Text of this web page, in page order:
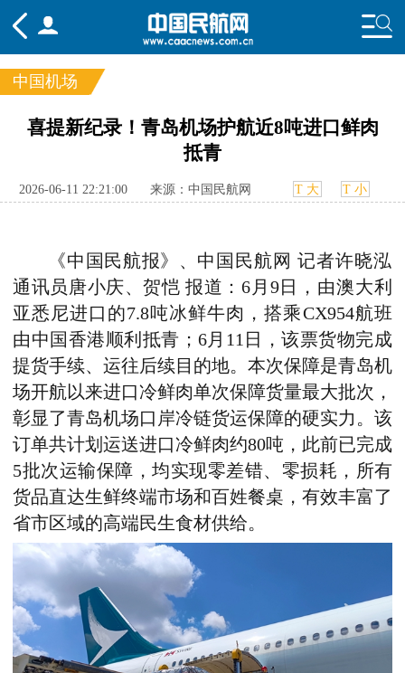
频道
国内
航图 智库 专题 舆情
中国机场
喜提新纪录！青岛机场护航近8吨进口鲜肉
抵青
2026-06-11 22:21:00 来源：中国民航网 T 大 T 小
《中国 民航报》、 中国 民航网记者许晓泓
通讯员 唐小庆、 贺恺 报道： 6月9日， 由澳大利
亚悉尼进口的7.8吨冰鲜牛肉 ， 搭乘CX954航班
由中国香港顺利抵青；6月11日，该票货物完成
提货手续、运往后续目的地。 本次保障是青岛机
场开航以来进口冷鲜肉单次保障货量最大批次 ，
彰显了青岛机场口岸冷链货运保障的硬实力。 该
订单共计划运送进口冷鲜肉约80吨， 此前已完成
5批次运输保障，均实现零差错、零损耗，所有
货品直达生鲜终端市场和百姓餐桌，有效丰富了
省市区域的高端民生食材供给。